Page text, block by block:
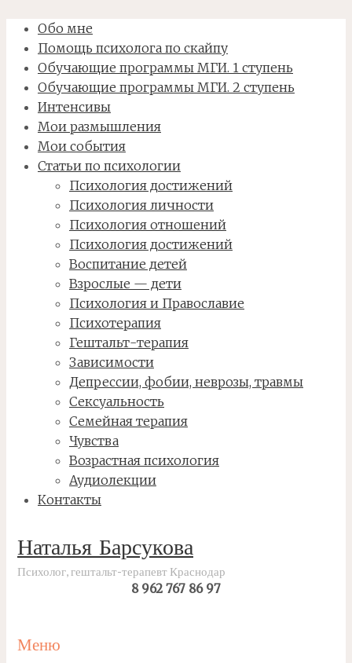
Обо мне
Помощь психолога по скайпу
Обучающие программы МГИ. 1 ступень
Обучающие программы МГИ. 2 ступень
Интенсивы
Мои размышления
Мои события
Статьи по психологии
Психология достижений
Психология личности
Психология отношений
Психология достижений
Воспитание детей
Взрослые — дети
Психология и Православие
Психотерапия
Гештальт-терапия
Зависимости
Депрессии, фобии, неврозы, травмы
Сексуальность
Семейная терапия
Чувства
Возрастная психология
Аудиолекции
Контакты
Наталья Барсукова
Психолог, гештальт-терапевт Краснодар
8 962 767 86 97
Меню